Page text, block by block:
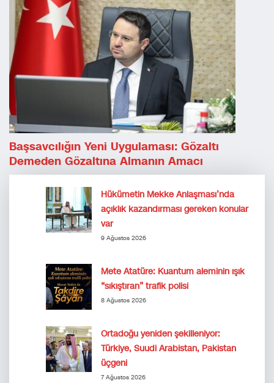
Başsavcılığın Yeni Uygulaması: Gözaltı
Demeden Gözaltına Almanın Amacı
Hükümetin Mekke Anlaşması’nda
açıklık kazandırması gereken konular
var
9 Ağustos 2026
Mete Atatüre: Kuantum aleminin ışık
“sıkıştıran” trafik polisi
8 Ağustos 2026
Ortadoğu yeniden şekilleniyor:
Türkiye, Suudi Arabistan, Pakistan
üçgeni
7 Ağustos 2026